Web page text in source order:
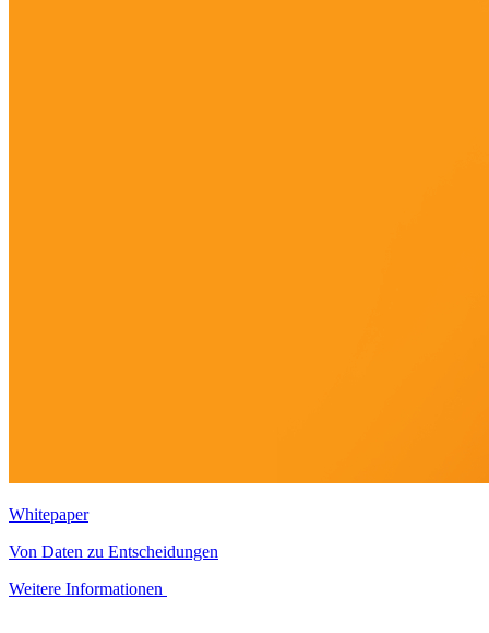
Whitepaper
Von Daten zu Entscheidungen
Weitere Informationen